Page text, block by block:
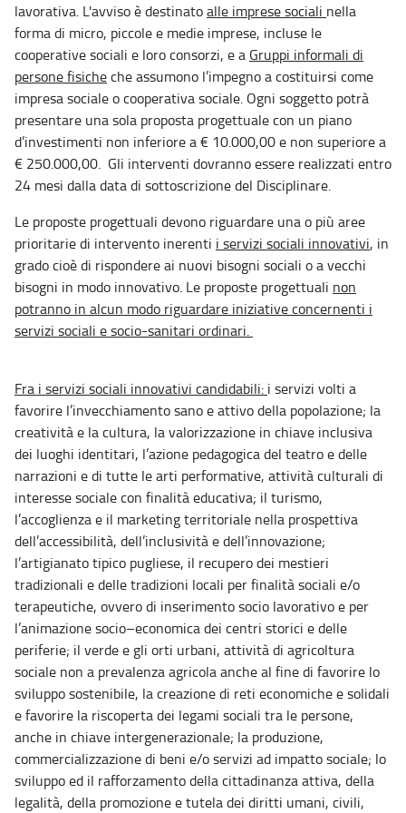
lavorativa. L'avviso è destinatoalle imprese sociali nella
forma di micro, piccole e medie imprese, incluse le
cooperative sociali e loro consorzi, e a Gruppi informali di
persone fisicheche assumono l’impegno a costituirsi come
impresa sociale o cooperativa sociale. Ogni soggetto potrà
presentare una sola proposta progettuale con un piano
d’investimenti non inferiore a € 10.000,00 e non superiore a
€ 250.000,00. Gli interventi dovranno essere realizzati entro
24 mesi dalla data di sottoscrizione del Disciplinare.
Le proposte progettuali devono riguardare una o più aree
prioritarie di intervento inerenti i servizi sociali innovativi, in
grado cioè di rispondere ai nuovi bisogni sociali o a vecchi
bisogni in modo innovativo. Le proposte progettuali non
potranno in alcun modo riguardare iniziative concernenti i
servizi sociali e socio-sanitari ordinari.
Fra i servizi sociali innovativi candidabili: i servizi volti a
favorire l’invecchiamento sano e attivo della popolazione; la
creatività e la cultura, la valorizzazione in chiave inclusiva
dei luoghi identitari, l’azione pedagogica del teatro e delle
narrazioni e di tutte le arti performative, attività culturali di
interesse sociale con finalità educativa; il turismo,
l’accoglienza e il marketing territoriale nella prospettiva
dell’accessibilità, dell’inclusività e dell’innovazione;
l’artigianato tipico pugliese, il recupero dei mestieri
tradizionali e delle tradizioni locali per finalità sociali e/o
terapeutiche, ovvero di inserimento socio lavorativo e per
l’animazione socio–economica dei centri storici e delle
periferie; il verde e gli orti urbani, attività di agricoltura
sociale non a prevalenza agricola anche al fine di favorire lo
sviluppo sostenibile, la creazione di reti economiche e solidali
e favorire la riscoperta dei legami sociali tra le persone,
anche in chiave intergenerazionale; la produzione,
commercializzazione di beni e/o servizi ad impatto sociale; lo
sviluppo ed il rafforzamento della cittadinanza attiva, della
legalità, della promozione e tutela dei diritti umani, civili,